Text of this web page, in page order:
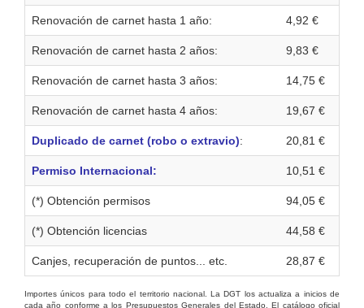
Renovación de carnet hasta 1 año: 4,92 €
Renovación de carnet hasta 2 años: 9,83 €
Renovación de carnet hasta 3 años: 14,75 €
Renovación de carnet hasta 4 años: 19,67 €
Duplicado de carnet (robo o extravio): 20,81 €
Permiso Internacional: 10,51 €
(*) Obtención permisos 94,05 €
(*) Obtención licencias 44,58 €
Canjes, recuperación de puntos... etc. 28,87 €
Importes únicos para todo el territorio nacional. La DGT los actualiza a inicios de
cada año conforme a los Presupuestos Generales del Estado. El catálogo oficial